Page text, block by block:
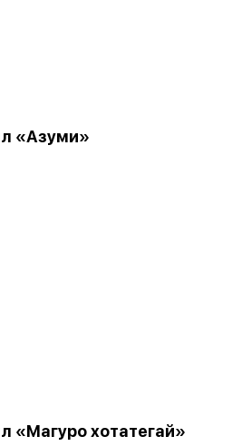
«Азуми»
«Магуро хотатегай»